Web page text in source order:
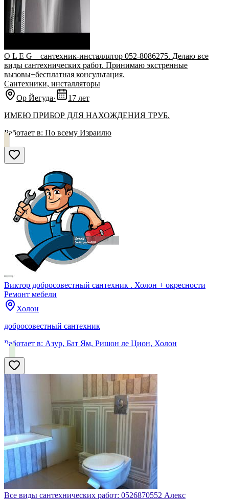
О L E G – сантехник-инсталлятор 052-8086275. Делаю все
виды сантехнических работ. Принимаю экстренные
вызовы+бесплатная консультация.
Сантехники, инсталляторы
Ор Йегуда·
17 лет
ИМЕЮ ПРИБОР ДЛЯ НАХОЖДЕНИЯ ТРУБ.
Работает в: По всему Израилю
Виктор добросовестный сантехник . Холон + окресности
Ремонт мебели
Холон
добросовестный сантехник
Работает в: Азур, Бат Ям, Ришон ле Цион, Холон
Все виды сантехнических работ: 0526870552 Алекс